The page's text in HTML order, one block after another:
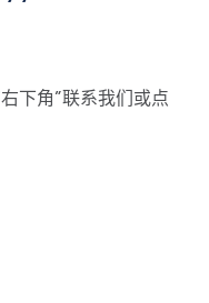
下角”联系我们或点